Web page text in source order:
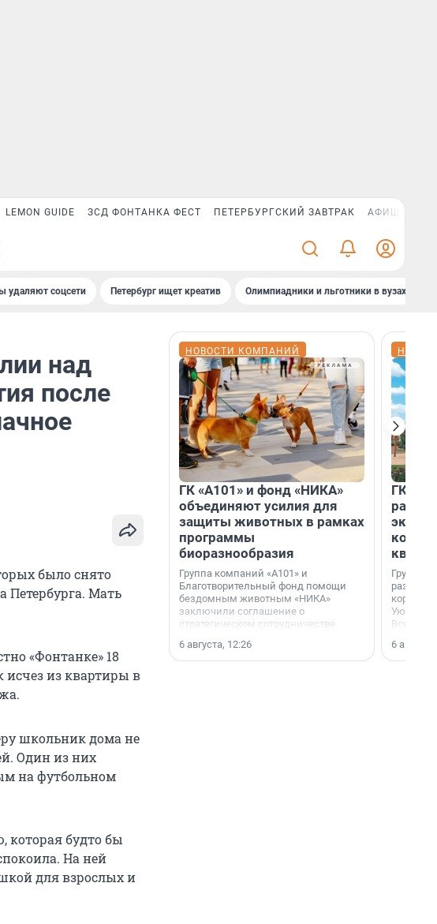
LEMON GUIDE ЗСД ФОНТАНКА ФЕСТ ПЕТЕРБУРГСКИЙ ЗАВТРАК АФИША PLUS
удаляют соцсети Петербург ищет креатив Олимпиадники и льготники в вузах СПб
над
после
было снято
Петербурга. Мать
«Фонтанке» 18
исчез из квартиры в
школьник дома не
Один из них
на футбольном
которая будто бы
На ней
для взрослых и
НОВОСТИ КОМПАНИЙ
ГК «А101» и фонд «НИКА»
объединяют усилия для
защиты животных в рамках
программы
биоразнообразия
Группа компаний «А101» и
Благотворительный фонд помощи
бездомным животным «НИКА»
заключили соглашение о
стратегическом сотрудничестве.
6 августа, 12:26
ГК
Группа
корпуса
Уютный
6